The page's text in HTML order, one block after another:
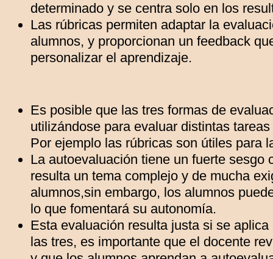
determinado y se centra solo en los
Las rúbricas permiten adaptar la
alumnos, y proporcionan un feedback
personalizar el aprendizaje.
Es posible que las tres formas de
utilizándose para evaluar distintas
Por ejemplo las rúbricas son útiles para
La autoevaluación tiene un fuerte sesgo
resulta un tema complejo y de mucha
alumnos,sin embargo, los alumnos
lo que fomentará su autonomía.
Esta evaluación resulta justa si se
las tres, es importante que el docente